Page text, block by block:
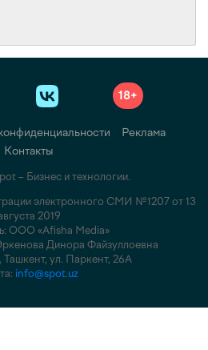
18+
Реклама
Контакты
– Бизнес и технологии.
электронного СМИ №1207 от 13
2019
ООО «Afisha Media»
Динора Файзуллоевна
ул. Паркент, 26А
info@spot.uz